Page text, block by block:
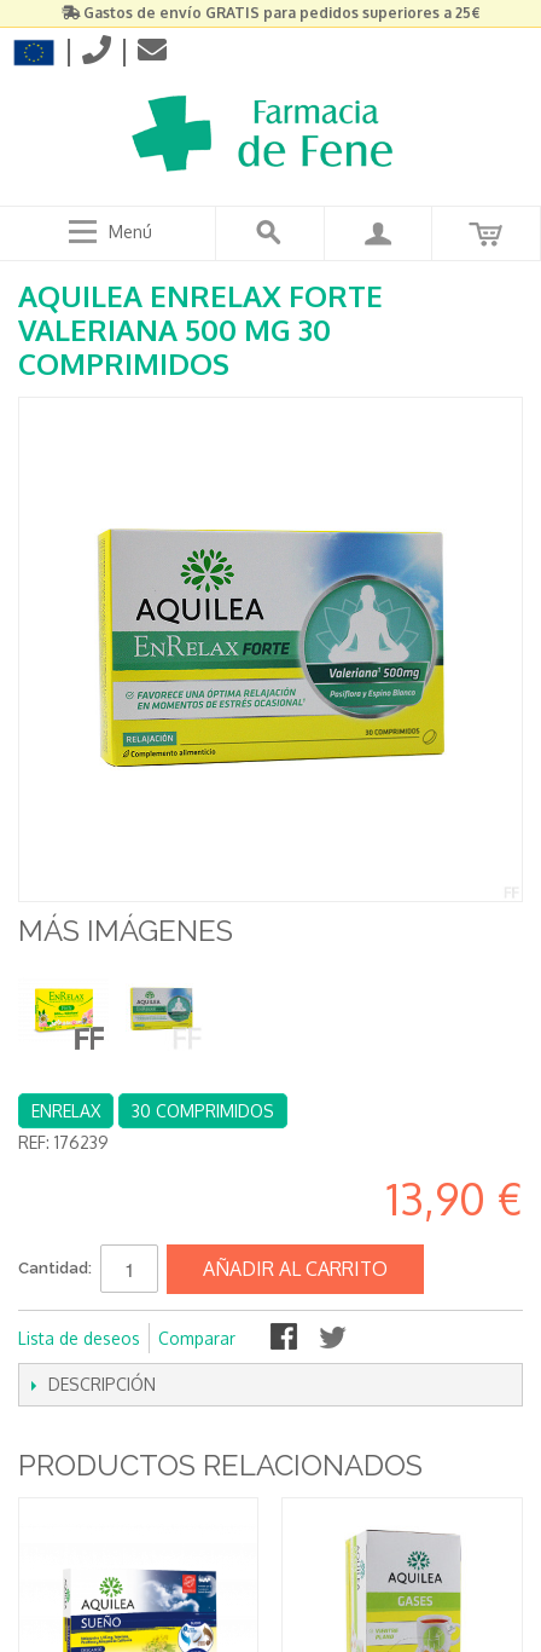
Gastos de envío GRATIS para pedidos superiores a 25€
| |
Menú
AQUILEA ENRELAX FORTE
VALERIANA 500 MG 30
COMPRIMIDOS
MÁS IMÁGENES
ENRELAX
30 COMPRIMIDOS
REF: 176239
13,90 €
Cantidad: AÑADIR AL CARRITO
Lista de deseos Comparar
DESCRIPCIÓN
PRODUCTOS RELACIONADOS